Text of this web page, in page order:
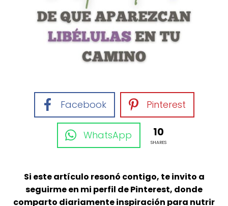
Facebook Pinterest
WhatsApp 10
SHARES
Si este artículo resonó contigo, te invito a
seguirme en mi perfil de Pinterest, donde
comparto diariamente inspiración para nutrir